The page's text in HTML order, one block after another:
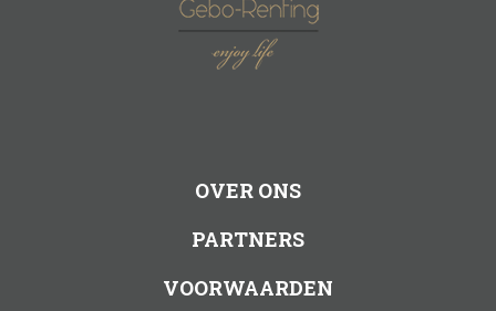
OVER ONS
PARTNERS
VOORWAARDEN